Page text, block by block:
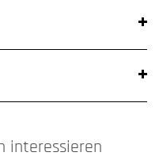
interessieren